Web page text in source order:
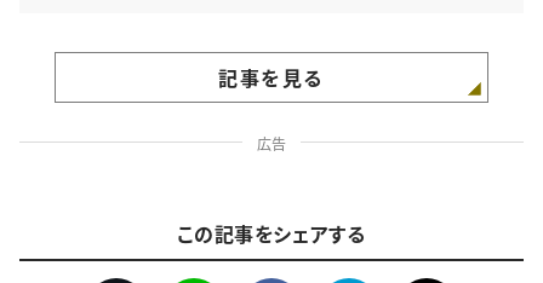
記事を見る
広告
この記事をシェアする